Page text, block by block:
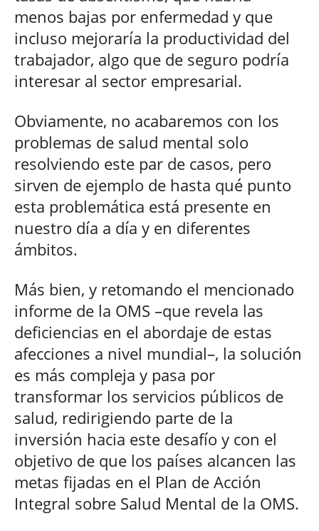
menos bajas por enfermedad y que
incluso mejoraría la productividad del
trabajador, algo que de seguro podría
interesar al sector empresarial.
Obviamente, no acabaremos con los
problemas de salud mental solo
resolviendo este par de casos, pero
sirven de ejemplo de hasta qué punto
esta problemática está presente en
nuestro día a día y en diferentes
ámbitos.
Más bien, y retomando el mencionado
informe de la OMS –que revela las
deficiencias en el abordaje de estas
afecciones a nivel mundial–, la solución
es más compleja y pasa por
transformar los servicios públicos de
salud, redirigiendo parte de la
inversión hacia este desafío y con el
objetivo de que los países alcancen las
metas fijadas en el Plan de Acción
Integral sobre Salud Mental de la OMS.